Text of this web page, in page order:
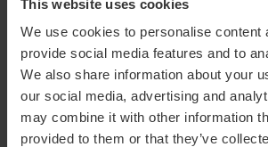
This website uses cookies
We use cookies to personalise content
provide social media features and to
We also share information about your
our social media, advertising and
may combine it with other information
provided to them or that they’ve
Capacità